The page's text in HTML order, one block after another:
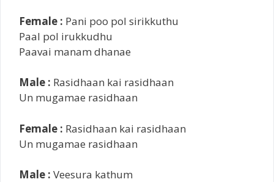
Female : Pani poo pol sirikkuthu
Paal pol irukkudhu
Paavai manam dhanae
Male : Rasidhaan kai rasidhaan
Un mugamae rasidhaan
Female : Rasidhaan kai rasidhaan
Un mugamae rasidhaan
Male : Veesura kathum